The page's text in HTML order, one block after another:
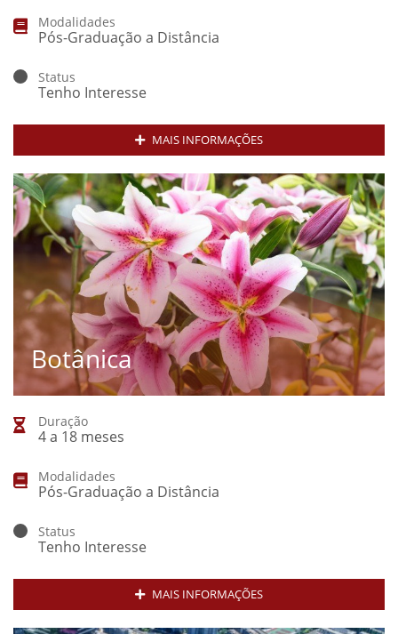
Modalidades
Pós-Graduação a Distância
Status
Tenho Interesse
MAIS INFORMAÇÕES
Botânica
Duração
4 a 18 meses
Modalidades
Pós-Graduação a Distância
Status
Tenho Interesse
MAIS INFORMAÇÕES